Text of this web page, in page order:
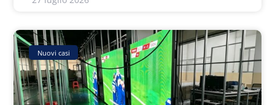
Nuovi casi